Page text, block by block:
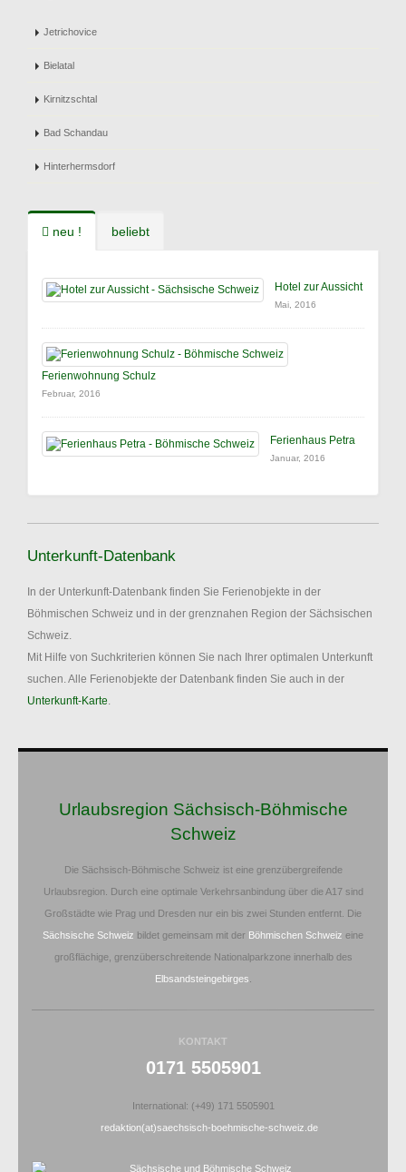
Jetrichovice
Bielatal
Kirnitzschtal
Bad Schandau
Hinterhermsdorf
neu ! beliebt
Hotel zur Aussicht
Mai, 2016
Ferienwohnung Schulz
Februar, 2016
Ferienhaus Petra
Januar, 2016
Unterkunft-Datenbank
In der Unterkunft-Datenbank finden Sie Ferienobjekte in der
Böhmischen Schweiz und in der grenznahen Region der Sächsischen
Schweiz.
Mit Hilfe von Suchkriterien können Sie nach Ihrer optimalen Unterkunft
suchen. Alle Ferienobjekte der Datenbank finden Sie auch in der
Unterkunft-Karte.
Urlaubsregion Sächsisch-Böhmische
Schweiz
Die Sächsisch-Böhmische Schweiz ist eine grenzübergreifende
Urlaubsregion. Durch eine optimale Verkehrsanbindung über die A17 sind
Großstädte wie Prag und Dresden nur ein bis zwei Stunden entfernt. Die
Sächsische Schweiz bildet gemeinsam mit der Böhmischen Schweiz eine
großflächige, grenzüberschreitende Nationalparkzone innerhalb des
Elbsandsteingebirges
KONTAKT
0171 5505901
International: (+49) 171 5505901
redaktion(at)saechsisch-boehmische-schweiz.de